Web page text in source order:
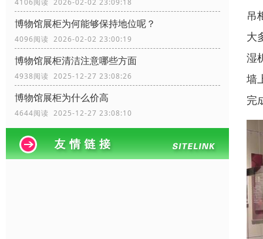
4106阅读 2026-02-02 23:09:18
博物馆展柜为何能够保持地位呢？
4096阅读 2026-02-02 23:00:19
博物馆展柜清洁注意哪些方面
4938阅读 2025-12-27 23:08:26
博物馆展柜为什么价高
4644阅读 2025-12-27 23:08:10
吊
大
湿
墙
完